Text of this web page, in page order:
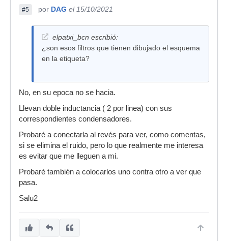
#5 por DAG el 15/10/2021
elpatxi_bcn escribió:
¿son esos filtros que tienen dibujado el esquema
en la etiqueta?
No, en su epoca no se hacia.
Llevan doble inductancia ( 2 por linea) con sus
correspondientes condensadores.
Probaré a conectarla al revés para ver, como comentas,
si se elimina el ruido, pero lo que realmente me interesa
es evitar que me lleguen a mi.
Probaré también a colocarlos uno contra otro a ver que
pasa.
Salu2